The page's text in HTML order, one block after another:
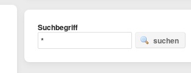
Suchbegriff
suchen